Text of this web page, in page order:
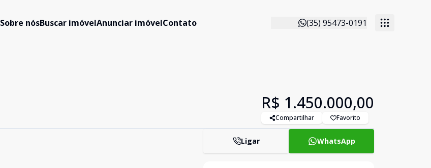
Sobre nósBuscar imóvelAnunciar imóvelContato (35) 95473-0191
R$ 1.450.000,00
Compartilhar Favorito
Ligar WhatsApp